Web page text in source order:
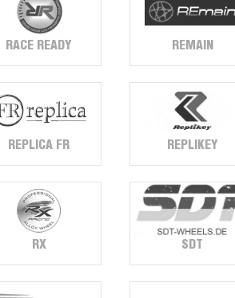
RACE READY REMAIN
REPLICA FR REPLIKEY
RX SDT